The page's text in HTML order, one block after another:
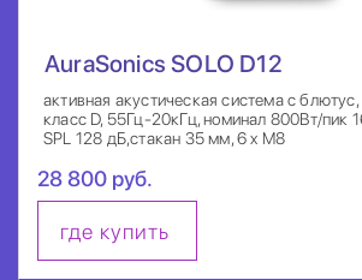
AuraSonics SOLO D12
активная акустическая система с блютус,
класс D, 55Гц-20кГц, номинал 800Вт/пик
SPL 128 дБ,стакан 35 мм, 6 x M8
28 800 руб.
где купить